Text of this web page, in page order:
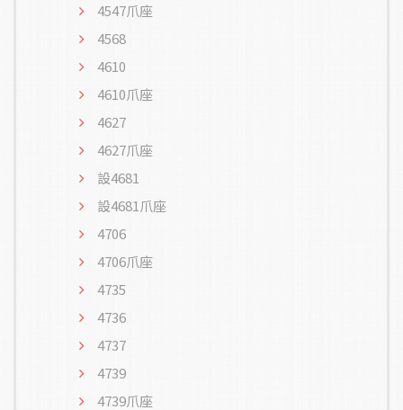
4547爪座
4568
4610
4610爪座
4627
4627爪座
設4681
設4681爪座
4706
4706爪座
4735
4736
4737
4739
4739爪座